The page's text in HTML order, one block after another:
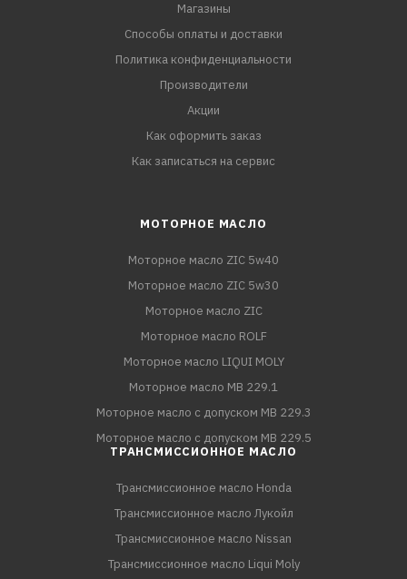
Магазины
Способы оплаты и доставки
Политика конфиденциальности
Производители
Акции
Как оформить заказ
Как записаться на сервис
МОТОРНОЕ МАСЛО
Моторное масло ZIC 5w40
Моторное масло ZIC 5w30
Моторное масло ZIC
Моторное масло ROLF
Моторное масло LIQUI MOLY
Моторное масло MB 229.1
Моторное масло с допуском MB 229.3
Моторное масло с допуском MB 229.5
ТРАНСМИССИОННОЕ МАСЛО
Трансмиссионное масло Honda
Трансмиссионное масло Лукойл
Трансмиссионное масло Nissan
Трансмиссионное масло Liqui Moly